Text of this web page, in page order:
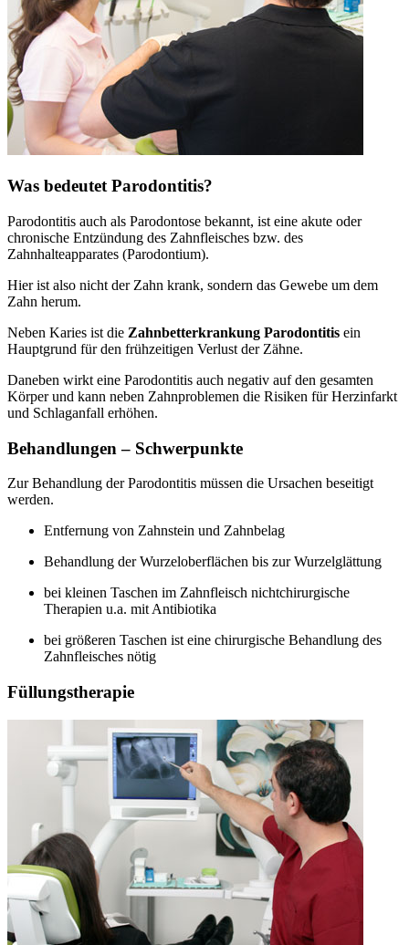
Was bedeutet Parodontitis?
Parodontitis auch als Parodontose bekannt, ist eine akute oder
chronische Entzündung des Zahnfleisches bzw. des
Zahnhalteapparates (Parodontium).
Hier ist also nicht der Zahn krank, sondern das Gewebe um dem
Zahn herum.
Neben Karies ist die Zahnbetterkrankung Parodontitis ein
Hauptgrund für den frühzeitigen Verlust der Zähne.
Daneben wirkt eine Parodontitis auch negativ auf den gesamten
Körper und kann neben Zahnproblemen die Risiken für Herzinfarkt
und Schlaganfall erhöhen.
Behandlungen – Schwerpunkte
Zur Behandlung der Parodontitis müssen die Ursachen beseitigt
werden.
Entfernung von Zahnstein und Zahnbelag
Behandlung der Wurzeloberflächen bis zur Wurzelglättung
bei kleinen Taschen im Zahnfleisch nichtchirurgische
Therapien u.a. mit Antibiotika
bei größeren Taschen ist eine chirurgische Behandlung des
Zahnfleisches nötig
Füllungstherapie